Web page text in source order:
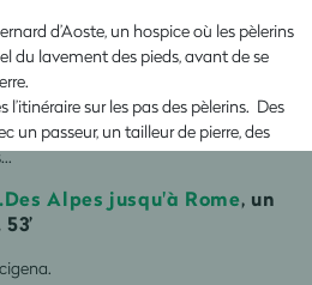
d’Aoste, un hospice où les pèlerins
du lavement des pieds, avant de se
sur les pas des pèlerins. Des
un passeur, un tailleur de pierre, des
Alpes jusqu'à Rome, un